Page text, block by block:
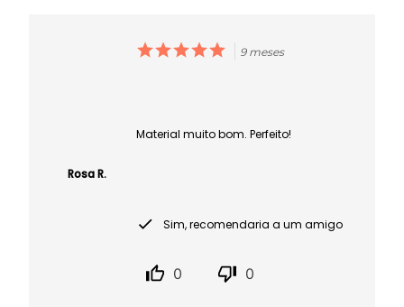
Rosa R.
9 meses
Material muito bom. Perfeito!
Sim, recomendaria a um amigo
0 0